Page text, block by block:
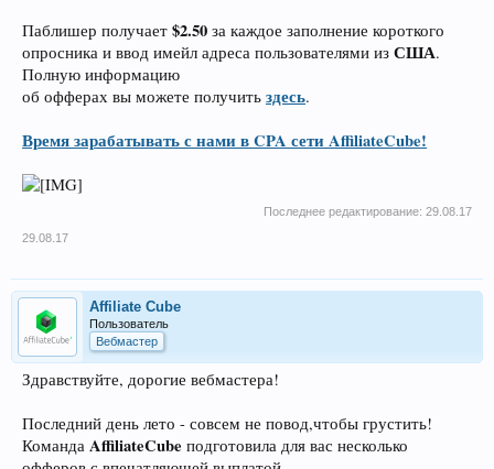
Паблишер получает $2.50 за каждое заполнение короткого
опросника и ввод имейл адреса пользователями из США.
Полную информацию
об офферах вы можете получить здесь.
Время зарабатывать с нами в CPA сети AffiliateCube!
Последнее редактирование: 29.08.17
29.08.17
Affiliate Cube
Пользователь
Вебмастер
Здравствуйте, дорогие вебмастера!
Последний день лето - совсем не повод,чтобы грустить!
Команда AffiliateCube подготовила для вас несколько